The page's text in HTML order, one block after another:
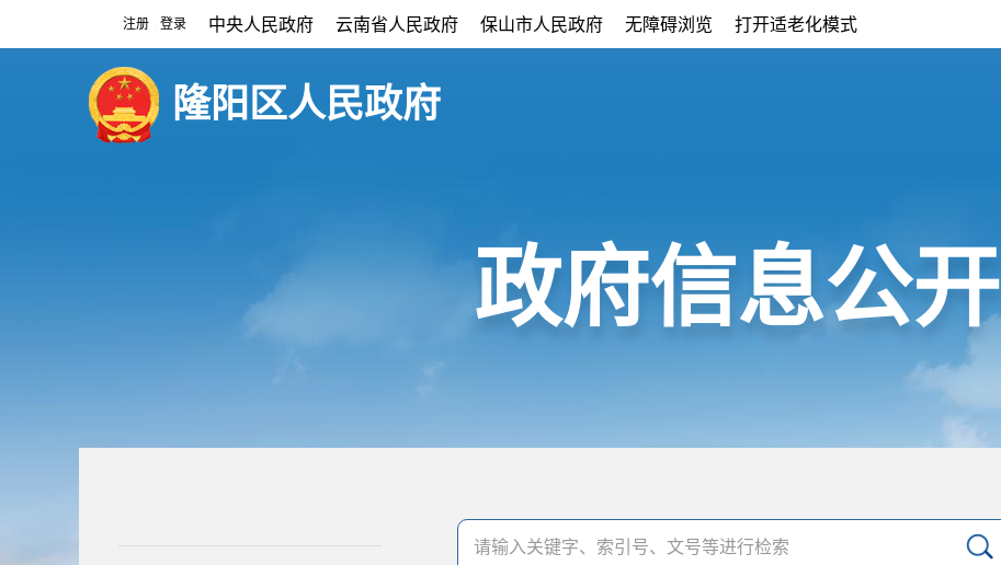
注册 登录 中央人民政府 云南省人民政府 保山市人民政府 无障碍浏览 打开适老化模式
隆阳区人民政府
政府信息公开